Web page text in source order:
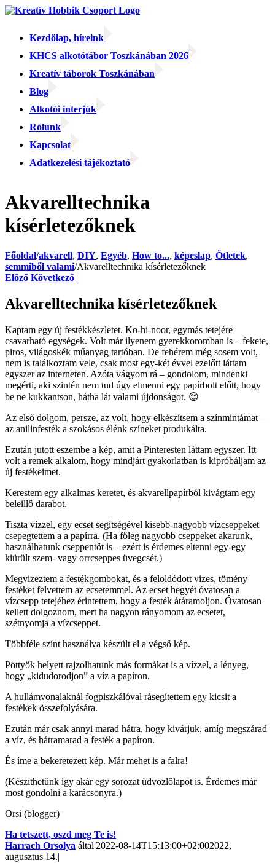
Kihagyás
Kezdőlap, híreink
KHCS alkotótábor Toszkánában 2026
Kreatív táborok Toszkánában
Blog
Alkotói interjúk
Rólunk
Kapcsolat
Adatkezelési tájékoztató
Akvarelltechnika
kísérletezőknek
Főoldal/akvarell, DIY, Egyéb, How to..., képeslap, Ötletek,
semmiből valami/Akvarelltechnika kísérletezőknek
Előző Következő
Akvarelltechnika kísérletezőknek
Kaptam egy új festékkészletet. Ko-hi-noor, egymás tetejére
csavarható egységek. Volt már ilyenem gyerekkoromban is – fekete,
piros, világoskék műanyag tartóban. De fehérem még sosem volt,
nem is találkoztam vele, csak most egy-két évvel ezelőtt láttam
egyszer az interneten. Azóta vágyom rá – gondolom, mindenki
megérti, aki szintén nem tud úgy elmenni egy papírbolt előtt, hogy
be ne kukkantson, hátha lát valami újdonságot. 😊
Az első dolgom, persze, az volt, hogy elkészítsem a színmintámat –
az anilinfesték a szokásos élénk színeket produkálta.
Ezután jutott eszembe a kép, amit a Pinteresten láttam egyszer. Itt
volt a remek alkalom, hogy mindjárt gyakorlatban is kipróbáljam az
új festékeimet.
Kerestem egy alkalmas keretet, és akvarellpapírból kivágtam egy
beleillő darabot.
Tiszta vízzel, egy ecset segítségével kisebb-nagyobb vízcseppeket
csepegtettem a a papírra. (Ha főleg nagyobb cseppeket akarunk,
használhatunk cseppentőt is – ezért is érdemes eltenni egy-egy
kiürült szem- vagy orrcseppes üvegcsét.)
Megvizeztem a festékgombokat, és a feloldódott vizes, tömény
festéket felvettem az ecsetemmel. Az ecset hegyét óvatosan a
vízcsepp tetejéhez érintettem, hogy a festék átáramoljon. Óvatosan
kellett dolgoznom, mert ha nagyon rányomom az ecsetet,
szétnyomja a vízcseppet.
Többféle színt használva készült el a végső kép.
Pöttyök helyett rajzolhatunk más formákat is a vízzel, a lényeg,
hogy „kidudorodjon” a víz a papíron.
A hullámvonalaknál fogpiszkálóval rásegítettem egy kicsit a
festékek összefolyására.
Ezután már csak annyi marad hátra, hogy kivárjuk, amíg megszárad
a víz, és hátramarad a festék a papíron.
És íme a bekeretezett kép. Már mehet is a falra!
(Készíthetünk így akár egy sorozat üdvözlőlapot is. Érdemes már
most gondolni a karácsonyra.)
Orsi (blogger)
Ha tetszett, oszd meg Te is!
Harrach Orsolya által|2022-08-14T15:13:00+02:002022,
augusztus 14.|